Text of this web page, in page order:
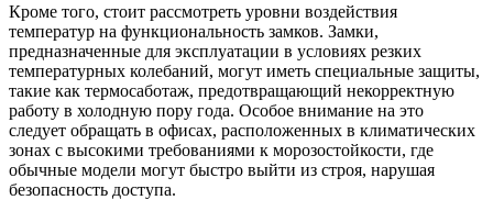
Кроме того, стоит рассмотреть уровни воздействия
температур на функциональность замков. Замки,
предназначенные для эксплуатации в условиях резких
температурных колебаний, могут иметь специальные защиты,
такие как термосаботаж, предотвращающий некорректную
работу в холодную пору года. Особое внимание на это
следует обращать в офисах, расположенных в климатических
зонах с высокими требованиями к морозостойкости, где
обычные модели могут быстро выйти из строя, нарушая
безопасность доступа.